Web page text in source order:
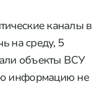
каналы в
на среду, 5
объекты ВСУ
информацию не